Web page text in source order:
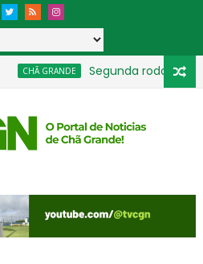
CHÃ GRANDE Segunda rodada